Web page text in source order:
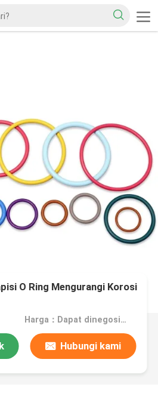
O Ring Mengurangi Korosi
Harga：Dapat dinegosiasikan
Hubungi kami